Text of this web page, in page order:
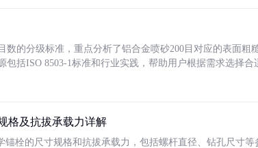
数的分级标准，重点分析了铝合金喷砂200目对应的表面粗
包括ISO 8503-1标准和行业实践，帮助用户根据需求选择合
格及抗拔承载力详解
锚栓的尺寸规格和抗拔承载力，包括螺杆直径、钻孔尺寸